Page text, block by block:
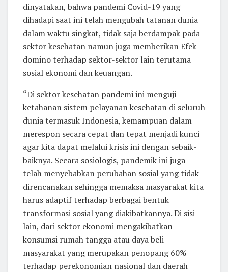
dinyatakan, bahwa pandemi Covid-19 yang
dihadapi saat ini telah mengubah tatanan dunia
dalam waktu singkat, tidak saja berdampak pada
sektor kesehatan namun juga memberikan Efek
domino terhadap sektor-sektor lain terutama
sosial ekonomi dan keuangan.
“Di sektor kesehatan pandemi ini menguji
ketahanan sistem pelayanan kesehatan di seluruh
dunia termasuk Indonesia, kemampuan dalam
merespon secara cepat dan tepat menjadi kunci
agar kita dapat melalui krisis ini dengan sebaik-
baiknya. Secara sosiologis, pandemik ini juga
telah menyebabkan perubahan sosial yang tidak
direncanakan sehingga memaksa masyarakat kita
harus adaptif terhadap berbagai bentuk
transformasi sosial yang diakibatkannya. Di sisi
lain, dari sektor ekonomi mengakibatkan
konsumsi rumah tangga atau daya beli
masyarakat yang merupakan penopang 60%
terhadap perekonomian nasional dan daerah